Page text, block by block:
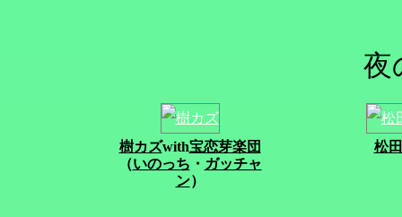
夜
樹カズwith宝恋芽楽団
（いのっち ・ ガッチャ
ン）
松